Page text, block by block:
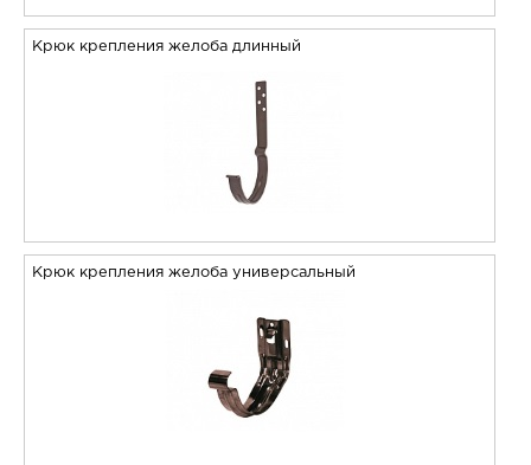
Крюк крепления желоба длинный
Крюк крепления желоба универсальный